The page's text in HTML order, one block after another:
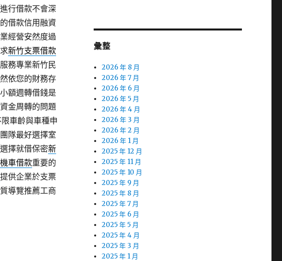
行借款不會深
借款信用融資
經營安然度過
新竹支票借款
服務專業新竹民
依您的財務存
額週轉借錢是
金周轉的問題
車齡與車種申
隊最好選擇室
擇就借保密新
車借款重要的
提供企業於支票
導覽推薦工商
彙整
2026 年 8 月
2026 年 7 月
2026 年 6 月
2026 年 5 月
2026 年 4 月
2026 年 3 月
2026 年 2 月
2026 年 1 月
2025 年 12 月
2025 年 11 月
2025 年 10 月
2025 年 9 月
2025 年 8 月
2025 年 7 月
2025 年 6 月
2025 年 5 月
2025 年 4 月
2025 年 3 月
2025 年 1 月